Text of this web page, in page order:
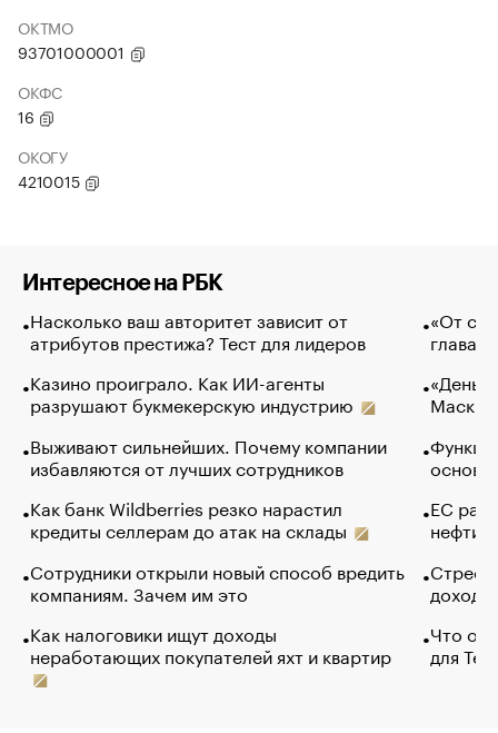
ОКТМО
93701000001
ОКФС
16
ОКОГУ
4210015
Интересное на РБК
Насколько ваш авторитет зависит от
атрибутов престижа? Тест для лидеров
Казино проиграло. Как ИИ-агенты
разрушают букмекерскую индустрию
Выживают сильнейших. Почему компании
избавляются от лучших сотрудников
Как банк Wildberries резко нарастил
кредиты селлерам до атак на склады
Сотрудники открыли новый способ вредить
компаниям. Зачем им это
Как налоговики ищут доходы
неработающих покупателей яхт и квартир
«От
глава
Маск в
основ
ЕС
нефти
Что
для